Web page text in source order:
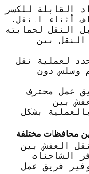
القابلة للكسر
أثناء النقل.
النقل لحمايته
بين
لعملية نقل
وسلس دون
عمل محترف
بين
بشكل
محافظات مختلفة
العفش بين
الشاحنات
فريق عمل